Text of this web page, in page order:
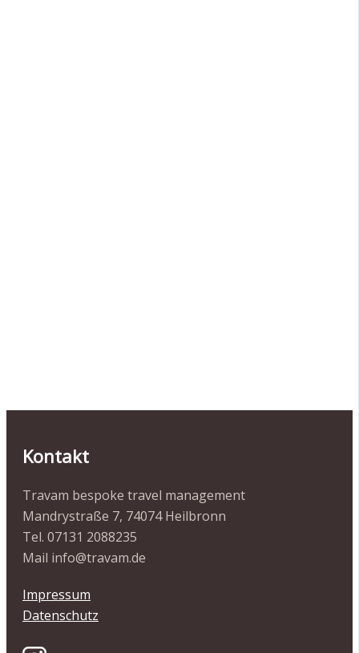
Kontakt
Travam bespoke travel management
Mandrystraße 7, 74074 Heilbronn
Tel. 07131 2088235
Mail info@travam.de
Impressum
Datenschutz